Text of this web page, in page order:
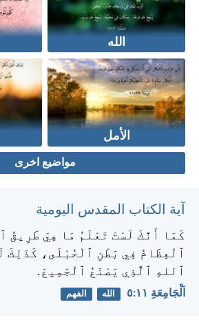
الله
الأمل
مواضيع اخرى
آية الكتاب المقدس اليومية
كَمَا أَنَّكَ لَسْتَ تَعْلَمُ مَا هِيَ طَرِيقُ
ٱلْعِظَامُ فِي بَطْنِ ٱلْحُبْلَى، كَذَلِكَ
ٱللهِ ٱلَّذِي يَصْنَعُ ٱلْجَمِيعَ.
اَلْجَامِعَةِ ١١:‏٥ الله الفهم